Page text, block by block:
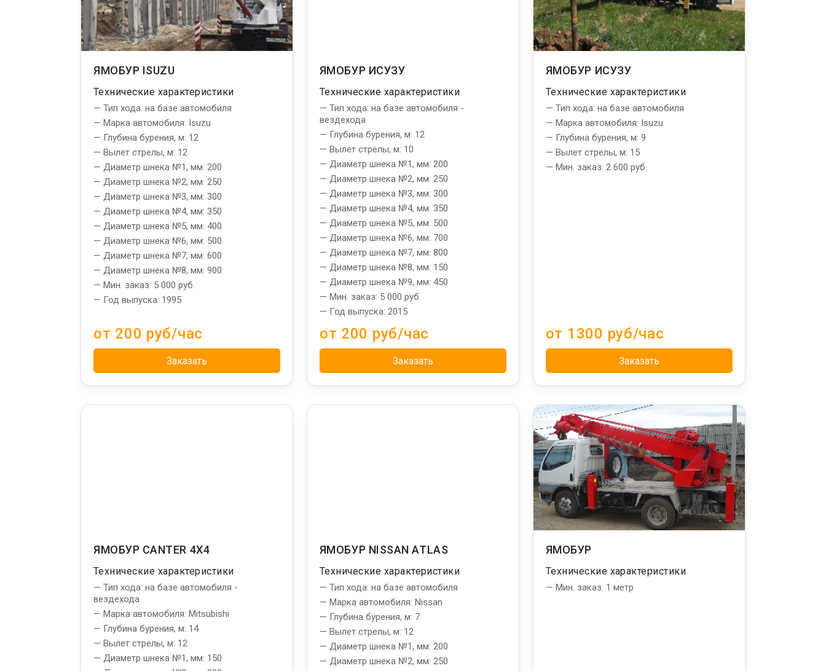
ЯМОБУР ISUZU
Технические характеристики
— Тип хода: на базе автомобиля
— Марка автомобиля: Isuzu
— Глубина бурения, м: 12
— Вылет стрелы, м: 12
— Диаметр шнека №1, мм: 200
— Диаметр шнека №2, мм: 250
— Диаметр шнека №3, мм: 300
— Диаметр шнека №4, мм: 350
— Диаметр шнека №5, мм: 400
— Диаметр шнека №6, мм: 500
— Диаметр шнека №7, мм: 600
— Диаметр шнека №8, мм: 900
— Мин. заказ: 5 000 руб.
— Год выпуска: 1995
от 200 руб/час
Заказать
ЯМОБУР ИСУЗУ
Технические характеристики
— Тип хода: на базе автомобиля -
вездехода
— Глубина бурения, м: 12
— Вылет стрелы, м: 10
— Диаметр шнека №1, мм: 200
— Диаметр шнека №2, мм: 250
— Диаметр шнека №3, мм: 300
— Диаметр шнека №4, мм: 350
— Диаметр шнека №5, мм: 500
— Диаметр шнека №6, мм: 700
— Диаметр шнека №7, мм: 800
— Диаметр шнека №8, мм: 150
— Диаметр шнека №9, мм: 450
— Мин. заказ: 5 000 руб.
— Год выпуска: 2015
от 200 руб/час
Заказать
ЯМОБУР ИСУЗУ
Технические характеристики
— Тип хода: на базе автомобиля
— Марка автомобиля: Isuzu
— Глубина бурения, м: 9
— Вылет стрелы, м: 15
— Мин. заказ: 2 600 руб.
от 1300 руб/час
Заказать
ЯМОБУР CANTER 4X4
Технические характеристики
— Тип хода: на базе автомобиля -
вездехода
— Марка автомобиля: Mitsubishi
— Глубина бурения, м: 14
— Вылет стрелы, м: 12
— Диаметр шнека №1, мм: 150
ЯМОБУР NISSAN ATLAS
Технические характеристики
— Тип хода: на базе автомобиля
— Марка автомобиля: Nissan
— Глубина бурения, м: 7
— Вылет стрелы, м: 12
— Диаметр шнека №1, мм: 200
— Диаметр шнека №2, мм: 250
ЯМОБУР
Технические характеристики
— Мин. заказ: 1 метр